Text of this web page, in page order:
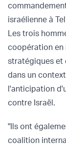
israélienne à
Les trois
coopération en
stratégiques et
dans un
l'anticipation
contre Israël.
"Ils ont
coalition